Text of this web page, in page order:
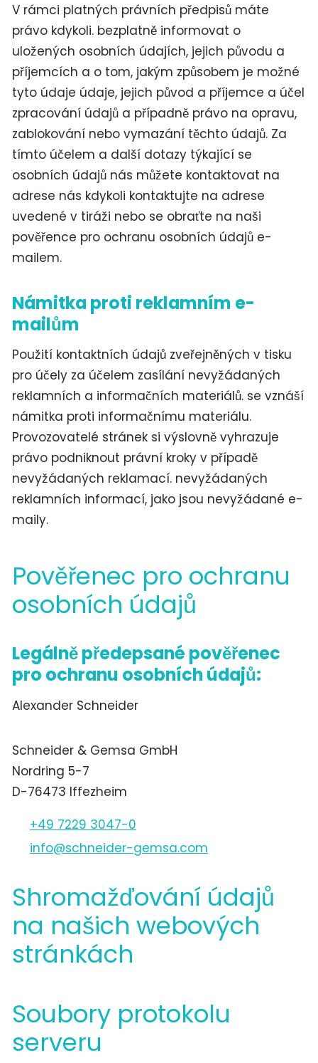
V rámci platných právních předpisů máte
právo kdykoli. bezplatně informovat o
uložených osobních údajích, jejich původu a
příjemcích a o tom, jakým způsobem je možné
tyto údaje údaje, jejich původ a příjemce a účel
zpracování údajů a případně právo na opravu,
zablokování nebo vymazání těchto údajů. Za
tímto účelem a další dotazy týkající se
osobních údajů nás můžete kontaktovat na
adrese nás kdykoli kontaktujte na adrese
uvedené v tiráži nebo se obraťte na naši
pověřence pro ochranu osobních údajů e-
mailem.
Námitka proti reklamním e-
mailům
Použití kontaktních údajů zveřejněných v tisku
pro účely za účelem zasílání nevyžádaných
reklamních a informačních materiálů. se vznáší
námitka proti informačnímu materiálu.
Provozovatelé stránek si výslovně vyhrazuje
právo podniknout právní kroky v případě
nevyžádaných reklamací. nevyžádaných
reklamních informací, jako jsou nevyžádané e-
maily.
Pověřenec pro ochranu
osobních údajů
Legálně předepsané pověřenec
pro ochranu osobních údajů:
Alexander Schneider
Schneider & Gemsa GmbH
Nordring 5-7
D-76473 Iffezheim
+49 7229 3047-0
nf
schn d r-g ms c m
Shromažďování údajů
na našich webových
stránkách
Soubory protokolu
serveru